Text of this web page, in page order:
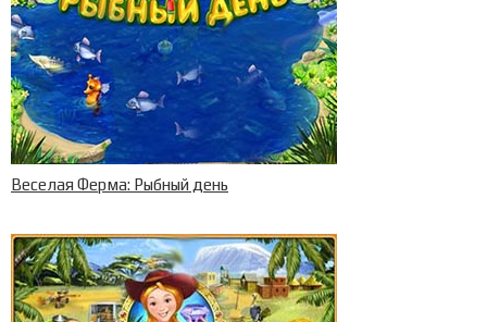
Веселая Ферма: Рыбный день